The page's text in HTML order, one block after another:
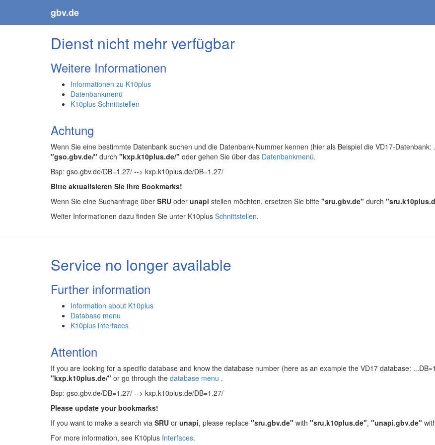
gbv.de
Dienst nicht mehr verfügbar
Weitere Informationen
Informationen zu K10plus
Datenbankmenü
K10plus Schnittstellen
Achtung
Wenn Sie eine bestimmte Datenbank suchen und die Datenbank-Nummer kennen (hier als Beispiel die VD17-
"gso.gbv.de/" durch "kxp.k10plus.de/" oder gehen Sie über das Datenbankmenü.
Bsp: gso.gbv.de/DB=1.27/ --> kxp.k10plus.de/DB=1.27/
Bitte aktualisieren Sie Ihre Bookmarks!
Wenn Sie eine Suchanfrage über SRU oder unapi stellen möchten, ersetzen Sie bitte "sru.gbv.de" durch
Weiter Informationen dazu finden Sie unter K10plus Schnittstellen.
Service no longer available
Further information
Information about K10plus
Database menu
K10plus interfaces
Attention
If you are looking for a specific database and know the database number (here as an example the VD17 database:
"kxp.k10plus.de/" or go through the database menu .
Bsp: gso.gbv.de/DB=1.27/ --> kxp.k10plus.de/DB=1.27/
Please update your bookmarks!
If you want to make a search via SRU or unapi, please replace "sru.gbv.de" with "sru.k10plus.de", "unapi.gbv.de"
For more information, see K10plus Interfaces.